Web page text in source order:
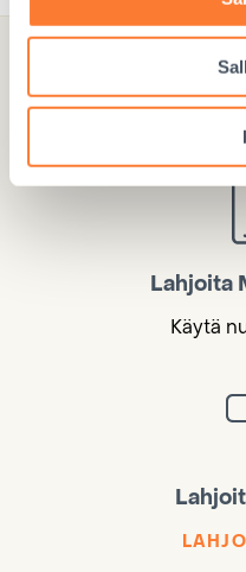
Lahjoita
Lahjoita
Käytä